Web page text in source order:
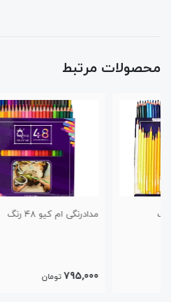
محصولات مرتبط
مدادرنگی ام کیو ۴۸ رنگ
تومان